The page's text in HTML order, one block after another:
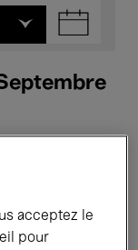
acceptez le
pour